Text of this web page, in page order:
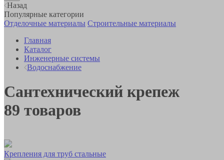
Назад
Популярные категории
Отделочные материалы Строительные материалы
Главная
Каталог
Инженерные системы
Водоснабжение
Сантехнический крепеж
89 товаров
Крепления для труб стальные